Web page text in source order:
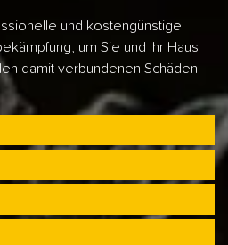
und kostengünstige
um Sie und Ihr Haus
damit verbundenen Schäden